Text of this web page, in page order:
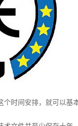
时间安排，就可以基